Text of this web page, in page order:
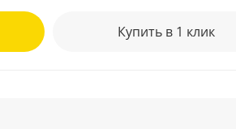
Купить в 1 клик